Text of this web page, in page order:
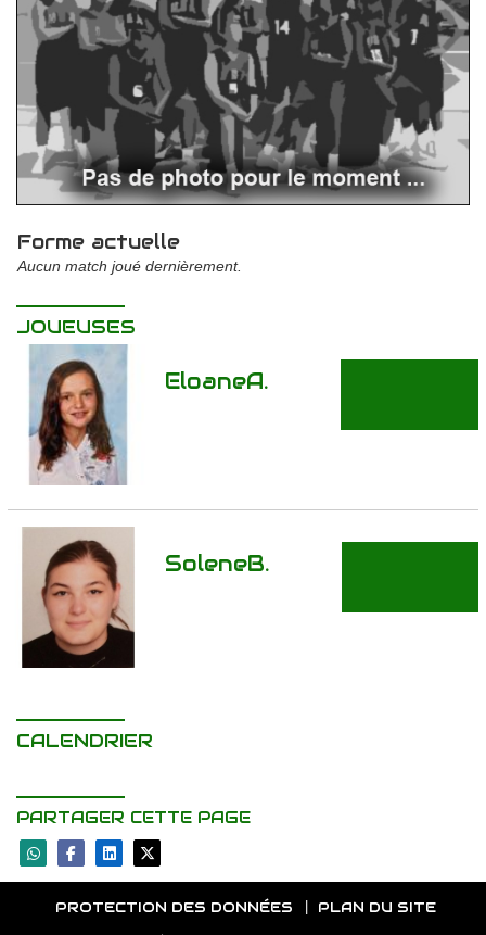
Forme actuelle
Aucun match joué dernièrement.
JOUEUSES
EloaneA.
SoleneB.
CALENDRIER
PARTAGER CETTE PAGE
PROTECTION DES DONNÉES
PLAN DU SITE